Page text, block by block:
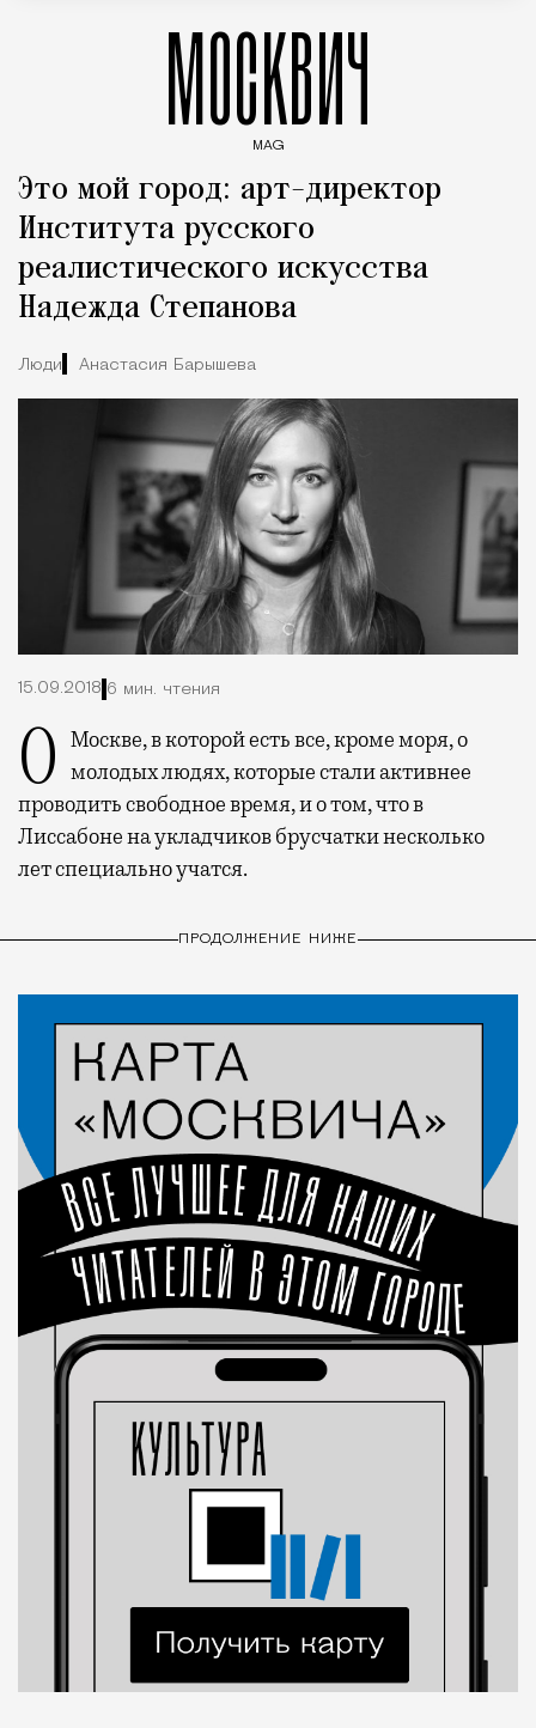
МОСКВИЧ
MAG
Это мой город: арт-директор
Института русского
реалистического искусства
Надежда Степанова
Люди Анастасия Барышева
15.09.2018 6 мин. чтения
О Москве, в которой есть все, кроме моря, о молодых людях, которые стали активнее
проводить свободное время, и о том, что в
Лиссабоне на укладчиков брусчатки несколько
лет специально учатся.
ПРОДОЛЖЕНИЕ НИЖЕ